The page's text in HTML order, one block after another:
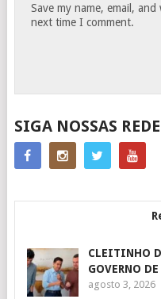
Save my name, email,
next time I comment.
SIGA NOSSAS
CLEITINHO
GOVERNO
agosto 3, 2026